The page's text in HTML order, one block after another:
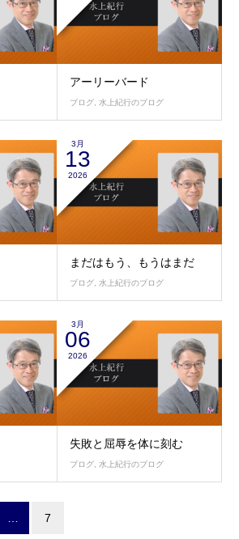
アーリーバード
ブログ 水上紀行のブログ
3月
13
2026
まだはもう、もうはまだ
ブログ, 水上紀行のブログ
3月
06
2026
失敗と屈辱を体に刻む
ブログ 水上紀行のブログ
7